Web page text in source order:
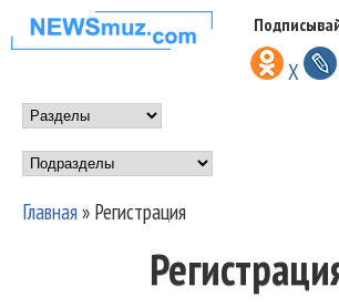
Перейти к основному
содержанию
НОВОСТИ
МУЗЫКИ И
ШОУ БИЗНЕСА
NEWSMUZ.COM
X
Main menu
Подразделы
Главная» Регистрация